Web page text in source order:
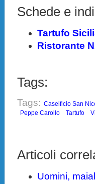
Schede e
Tartufo
Ristorante
Tags:
Tags: Caseificio San
Peppe Carollo
Tartufo
Articoli
Uomini,